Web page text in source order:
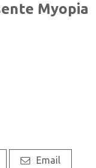
Myopia
Email